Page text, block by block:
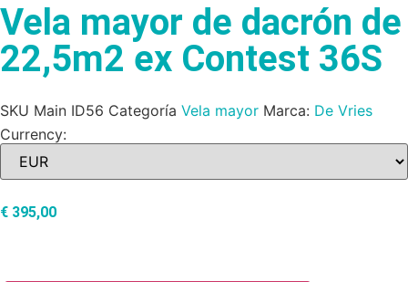
Vela mayor de dacrón de
22,5m2 ex Contest 36S
SKU Main ID56 Categoría Vela mayor Marca: De Vries
Currency:
€ 395,00